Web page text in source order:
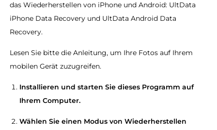
das Wiederherstellen von iPhone und Android: UltData
iPhone Data Recovery und UltData Android Data
Recovery.
Lesen Sie bitte die Anleitung, um Ihre Fotos auf Ihrem
mobilen Gerät zuzugreifen.
Installieren und starten Sie dieses Programm auf
Ihrem Computer.
Wählen Sie einen Modus von Wiederherstellen